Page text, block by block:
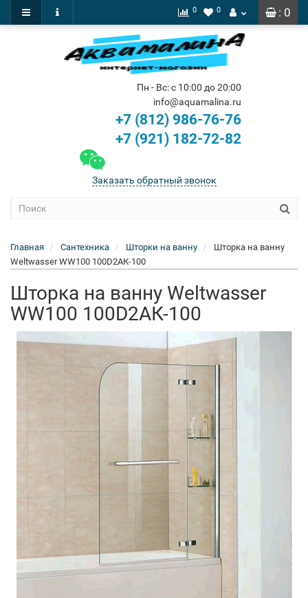
: 0
0 0
Пн - Вс: с 10:00 до 20:00
info@aquamalina.ru
+7 (812) 986-76-76
+7 (921) 182-72-82
Заказать обратный звонок
Главная Сантехника Шторки на ванну
Шторка на ванну
Weltwasser WW100 100D2АК-100
Шторка на ванну Weltwasser
WW100 100D2АК-100